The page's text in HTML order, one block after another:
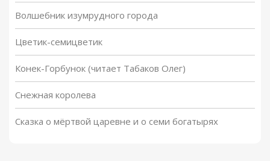
Волшебник изумрудного города
Цветик-семицветик
Конек-Горбунок (читает Табаков Олег)
Снежная королева
Сказка о мёртвой царевне и о семи богатырях